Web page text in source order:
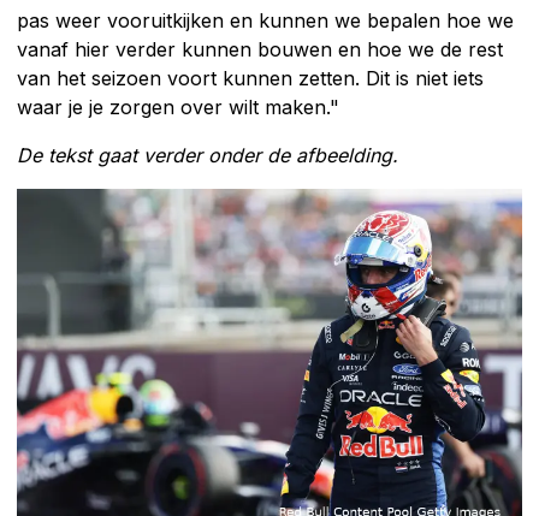
pas weer vooruitkijken en kunnen we bepalen hoe we
vanaf hier verder kunnen bouwen en hoe we de rest
van het seizoen voort kunnen zetten. Dit is niet iets
waar je je zorgen over wilt maken."
De tekst gaat verder onder de afbeelding.